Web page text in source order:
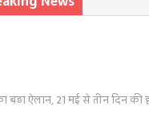
का बड़ा ऐलान, 21 मई से तीन दिन